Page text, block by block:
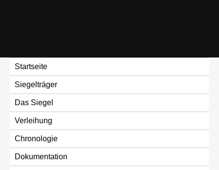
Startseite
Siegelträger
Das Siegel
Verleihung
Chronologie
Dokumentation